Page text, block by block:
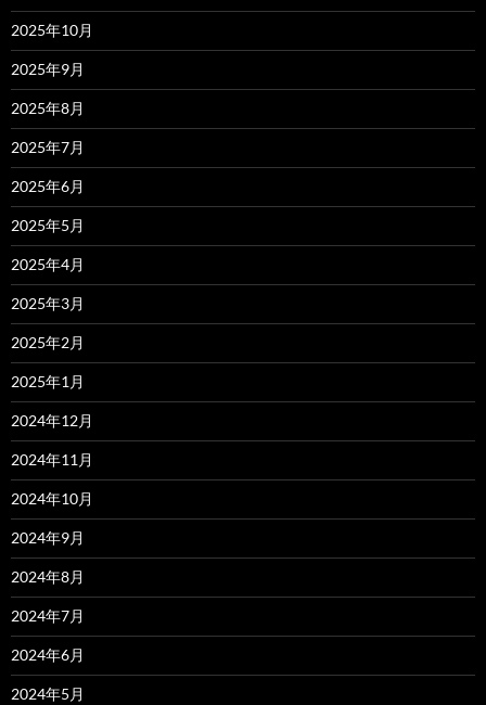
2025年10月
2025年9月
2025年8月
2025年7月
2025年6月
2025年5月
2025年4月
2025年3月
2025年2月
2025年1月
2024年12月
2024年11月
2024年10月
2024年9月
2024年8月
2024年7月
2024年6月
2024年5月